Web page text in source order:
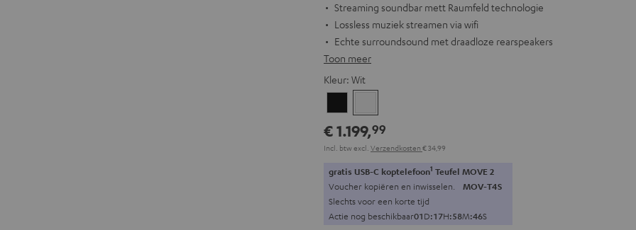
Streaming soundbar mett Raumfeld technologie
Lossless muziek streamen via wifi
Echte surroundsound met draadloze rearspeakers
Toon meer
Kleur: Wit
€ 1.199,99
Incl. btwexcl. Verzendkosten € 34,99
gratis USB-C koptelefoon1 Teufel MOVE 2
Voucher kopiëren en inwisselen. MOV-T4S
Slechts voor een korte tijd
Actie nog beschikbaar01D:17H:58M:45S